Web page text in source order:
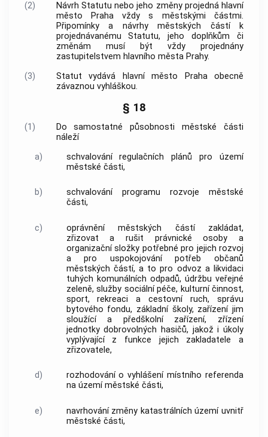
(2) Návrh Statutu nebo jeho změny projedná hlavní
město Prahavždy s městskými částmi.
Připomínky a návrhy městských částí k
projednávanému Statutu, jeho doplňkům či
změnám musí být vždy projednány
zastupitelstvem hlavního města Prahy.
(3)
Statut vydává hlavní město Prahaobecně
závaznou vyhláškou.
§ 18
(1)
Do samostatné působnosti městské části
náleží
a)
schvalování regulačních plánů pro území
městské části,
b)
schvalování programu rozvoje městské
části,
c)
oprávnění městských částí zakládat,
zřizovat a rušit právnické osoby a
organizační složky potřebné pro jejich rozvoj
a pro uspokojování potřeb občanů
městských částí, a to pro odvoz a likvidaci
tuhých komunálních odpadů, údržbu veřejné
zeleně, služby sociální péče, kulturní činnost,
sport, rekreaci a cestovní ruch, správu
bytového fondu, základní školy, zařízení jim
sloužící a předškolní zařízení, zřízení
jednotky dobrovolných hasičů, jakož i úkoly
vyplývající z funkce jejich zakladatele a
zřizovatele,
d)
rozhodování o vyhlášení místního referenda
na území městské části,
e) navrhování změny katastrálních územíuvnitř
městské části,